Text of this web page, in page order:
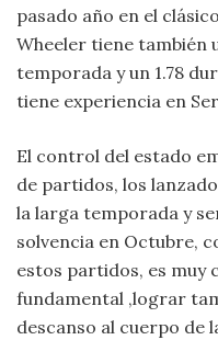
pasado año en el
Wheeler tiene también
temporada y un 1.78
tiene experiencia en
El control del estado
de partidos, los
la larga temporada y
solvencia en Octubre,
estos partidos, es muy
fundamental ,lograr
descanso al cuerpo de